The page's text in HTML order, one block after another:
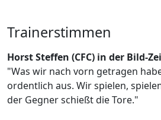
Trainerstimmen
Horst Steffen (CFC) in der Bild-
"Was wir nach vorn getragen
ordentlich aus. Wir spielen,
der Gegner schießt die Tore."